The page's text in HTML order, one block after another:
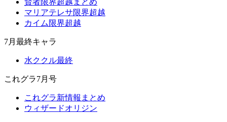
賢者限界超越まとめ
マリアテレサ限界超越
カイム限界超越
7月最終キャラ
水ククル最終
これグラ7月号
これグラ新情報まとめ
ウィザードオリジン